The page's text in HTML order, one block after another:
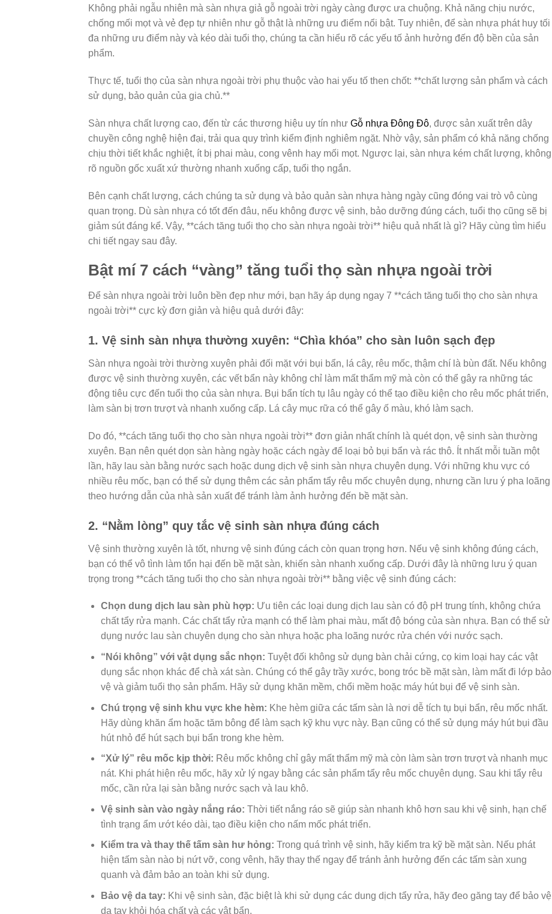
Không phải ngẫu nhiên mà sàn nhựa giả gỗ ngoài trời ngày càng được ưa chuộng. Khả năng chịu nước,
chống mối mọt và vẻ đẹp tự nhiên như gỗ thật là những ưu điểm nổi bật. Tuy nhiên, để sàn nhựa phát huy tối
đa những ưu điểm này và kéo dài tuổi thọ, chúng ta cần hiểu rõ các yếu tố ảnh hưởng đến độ bền của sản
phẩm.
Thực tế, tuổi thọ của sàn nhựa ngoài trời phụ thuộc vào hai yếu tố then chốt: **chất lượng sản phẩm và cách
sử dụng, bảo quản của gia chủ.**
Sàn nhựa chất lượng cao, đến từ các thương hiệu uy tín như Gỗ nhựa Đông Đô, được sản xuất trên dây
chuyền công nghệ hiện đại, trải qua quy trình kiểm định nghiêm ngặt. Nhờ vậy, sản phẩm có khả năng chống
chịu thời tiết khắc nghiệt, ít bị phai màu, cong vênh hay mối mọt. Ngược lại, sàn nhựa kém chất lượng, không
rõ nguồn gốc xuất xứ thường nhanh xuống cấp, tuổi thọ ngắn.
Bên cạnh chất lượng, cách chúng ta sử dụng và bảo quản sàn nhựa hàng ngày cũng đóng vai trò vô cùng
quan trọng. Dù sàn nhựa có tốt đến đâu, nếu không được vệ sinh, bảo dưỡng đúng cách, tuổi thọ cũng sẽ bị
giảm sút đáng kể. Vậy, **cách tăng tuổi thọ cho sàn nhựa ngoài trời** hiệu quả nhất là gì? Hãy cùng tìm hiểu
chi tiết ngay sau đây.
Bật mí 7 cách “vàng” tăng tuổi thọ sàn nhựa ngoài trời
Để sàn nhựa ngoài trời luôn bền đẹp như mới, bạn hãy áp dụng ngay 7 **cách tăng tuổi thọ cho sàn nhựa
ngoài trời** cực kỳ đơn giản và hiệu quả dưới đây:
1. Vệ sinh sàn nhựa thường xuyên: “Chìa khóa” cho sàn luôn sạch đẹp
Sàn nhựa ngoài trời thường xuyên phải đối mặt với bụi bẩn, lá cây, rêu mốc, thậm chí là bùn đất. Nếu không
được vệ sinh thường xuyên, các vết bẩn này không chỉ làm mất thẩm mỹ mà còn có thể gây ra những tác
động tiêu cực đến tuổi thọ của sàn nhựa. Bụi bẩn tích tụ lâu ngày có thể tạo điều kiện cho rêu mốc phát triển,
làm sàn bị trơn trượt và nhanh xuống cấp. Lá cây mục rữa có thể gây ố màu, khó làm sạch.
Do đó, **cách tăng tuổi thọ cho sàn nhựa ngoài trời** đơn giản nhất chính là quét dọn, vệ sinh sàn thường
xuyên. Bạn nên quét dọn sàn hàng ngày hoặc cách ngày để loại bỏ bụi bẩn và rác thô. Ít nhất mỗi tuần một
lần, hãy lau sàn bằng nước sạch hoặc dung dịch vệ sinh sàn nhựa chuyên dụng. Với những khu vực có
nhiều rêu mốc, bạn có thể sử dụng thêm các sản phẩm tẩy rêu mốc chuyên dụng, nhưng cần lưu ý pha loãng
theo hướng dẫn của nhà sản xuất để tránh làm ảnh hưởng đến bề mặt sàn.
2. “Nằm lòng” quy tắc vệ sinh sàn nhựa đúng cách
Vệ sinh thường xuyên là tốt, nhưng vệ sinh đúng cách còn quan trọng hơn. Nếu vệ sinh không đúng cách,
bạn có thể vô tình làm tổn hại đến bề mặt sàn, khiến sàn nhanh xuống cấp. Dưới đây là những lưu ý quan
trọng trong **cách tăng tuổi thọ cho sàn nhựa ngoài trời** bằng việc vệ sinh đúng cách:
Chọn dung dịch lau sàn phù hợp: Ưu tiên các loại dung dịch lau sàn có độ pH trung tính, không chứa
chất tẩy rửa mạnh. Các chất tẩy rửa mạnh có thể làm phai màu, mất độ bóng của sàn nhựa. Bạn có thể sử
dụng nước lau sàn chuyên dụng cho sàn nhựa hoặc pha loãng nước rửa chén với nước sạch.
“Nói không” với vật dụng sắc nhọn: Tuyệt đối không sử dụng bàn chải cứng, cọ kim loại hay các vật
dụng sắc nhọn khác để chà xát sàn. Chúng có thể gây trầy xước, bong tróc bề mặt sàn, làm mất đi lớp bảo
vệ và giảm tuổi thọ sản phẩm. Hãy sử dụng khăn mềm, chổi mềm hoặc máy hút bụi để vệ sinh sàn.
Chú trọng vệ sinh khu vực khe hèm: Khe hèm giữa các tấm sàn là nơi dễ tích tụ bụi bẩn, rêu mốc nhất.
Hãy dùng khăn ẩm hoặc tăm bông để làm sạch kỹ khu vực này. Bạn cũng có thể sử dụng máy hút bụi đầu
hút nhỏ để hút sạch bụi bẩn trong khe hèm.
“Xử lý” rêu mốc kịp thời: Rêu mốc không chỉ gây mất thẩm mỹ mà còn làm sàn trơn trượt và nhanh mục
nát. Khi phát hiện rêu mốc, hãy xử lý ngay bằng các sản phẩm tẩy rêu mốc chuyên dụng. Sau khi tẩy rêu
mốc, cần rửa lại sàn bằng nước sạch và lau khô.
Vệ sinh sàn vào ngày nắng ráo: Thời tiết nắng ráo sẽ giúp sàn nhanh khô hơn sau khi vệ sinh, hạn chế
tình trạng ẩm ướt kéo dài, tạo điều kiện cho nấm mốc phát triển.
Kiểm tra và thay thế tấm sàn hư hỏng: Trong quá trình vệ sinh, hãy kiểm tra kỹ bề mặt sàn. Nếu phát
hiện tấm sàn nào bị nứt vỡ, cong vênh, hãy thay thế ngay để tránh ảnh hưởng đến các tấm sàn xung
quanh và đảm bảo an toàn khi sử dụng.
Bảo vệ da tay: Khi vệ sinh sàn, đặc biệt là khi sử dụng các dung dịch tẩy rửa, hãy đeo găng tay để bảo vệ
da tay khỏi hóa chất và các vật bẩn.